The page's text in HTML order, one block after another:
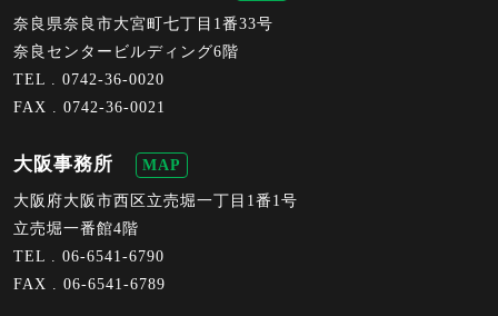
奈良県奈良市大宮町七丁目1番33号
奈良センタービルディング6階
TEL . 0742-36-0020
FAX . 0742-36-0021
大阪事務所 MAP
大阪府大阪市西区立売堀一丁目1番1号
立売堀一番館4階
TEL . 06-6541-6790
FAX . 06-6541-6789